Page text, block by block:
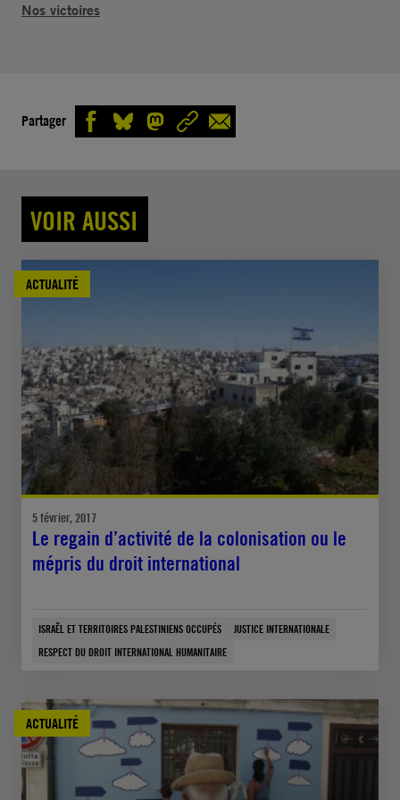
Nos victoires
Partager
VOIR AUSSI
ACTUALITÉ
5 février, 2017
Le regain d’activité de la colonisation ou le
mépris du droit international
ISRAËL ET TERRITOIRES PALESTINIENS OCCUPÉS
JUSTICE INTERNATIONALE
RESPECT DU DROIT INTERNATIONAL HUMANITAIRE
ACTUALITÉ